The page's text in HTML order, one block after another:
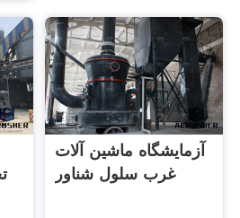
آزمایشگاه ماشین آلات
غرب سلول شناور